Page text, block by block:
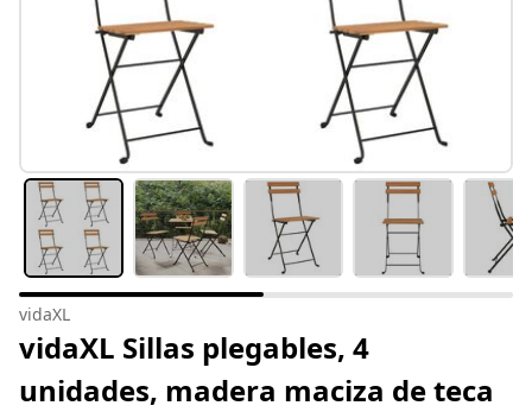
vidaXL
vidaXL Sillas plegables, 4
unidades, madera maciza de teca